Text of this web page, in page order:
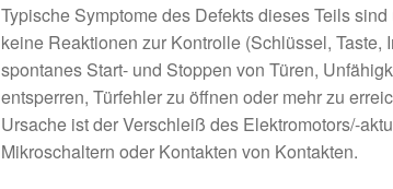
Typische Symptome des Defekts dieses Teils
keine Reaktionen zur Kontrolle (Schlüssel, Taste,
spontanes Start- und Stoppen von Türen,
entsperren, Türfehler zu öffnen oder mehr zu
Ursache ist der Verschleiß des Elektromotors/-
Mikroschaltern oder Kontakten von Kontakten.